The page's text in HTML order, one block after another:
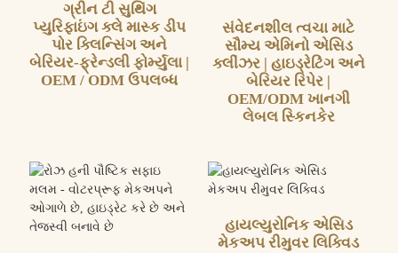
ગ્રીન ટી સુથિંગ
પ્યુરિફાઇંગ ક્લે માસ્ક ડીપ
પોર ક્લિન્સિંગ અને
બેરિયર-ફ્રેન્ડલી ફોર્મ્યુલા |
OEM / ODM ઉપલબ્ધ
સંવેદનશીલ ત્વચા માટે
સૌમ્ય એમિનો એસિડ
ક્લીંઝર | હાઇડ્રેટિંગ અને
બેરિયર રિપેર |
OEM/ODM ખાનગી
લેબલ સ્કિનકેર
હાયલ્યુરોનિક એસિડ
મેકઅપ રીમુવર લિક્વિડ